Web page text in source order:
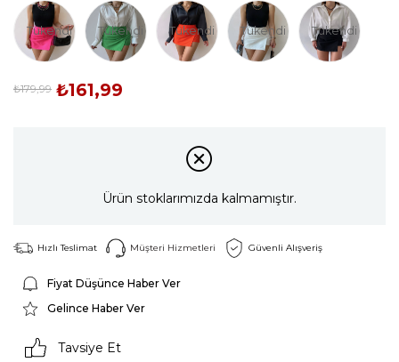
Tükendi Tükendi Tükendi Tükendi Tükendi
₺179,99 ₺161,99
Ürün stoklarımızda kalmamıştır.
Hızlı Teslimat Müşteri Hizmetleri Güvenli Alışveriş
Fiyat Düşünce Haber Ver
Gelince Haber Ver
Tavsiye Et